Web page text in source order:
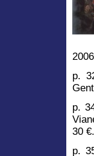
p.
p.
30 €.
p.